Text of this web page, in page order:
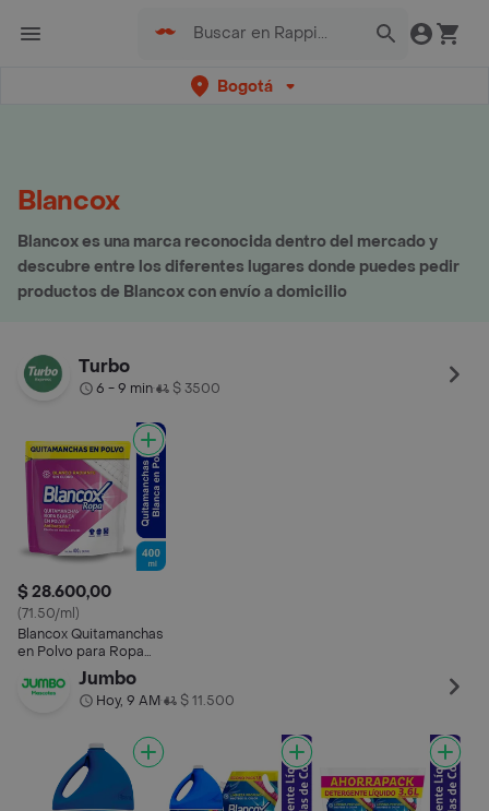
Bogotá
Blancox
Blancox es una marca reconocida dentro del mercado y
descubre entre los diferentes lugares donde puedes pedir
productos de Blancox con envío a domicilio
Turbo
6 - 9 min• $ 3500
$ 28.600,00
(71.50/ml)
Blancox Quitamanchas
en Polvo para Ropa
Jumbo
Hoy, 9 AM• $ 11.500